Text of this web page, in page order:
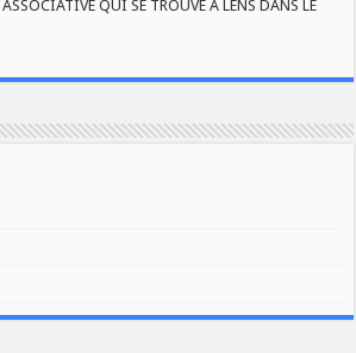
QUI SE TROUVE A LENS DANS LE